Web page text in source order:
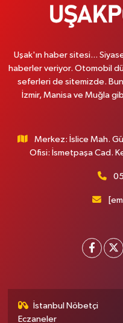
Uşak'ın haber sitesi...
haberler veriyor. Otomobil
seferleri de sitemizde.
İzmir, Manisa ve Muğla
Merkez: İslice Mah.
Ofisi: İsmetpaşa Cad.
İstanbul Nöbetçi
Eczaneler